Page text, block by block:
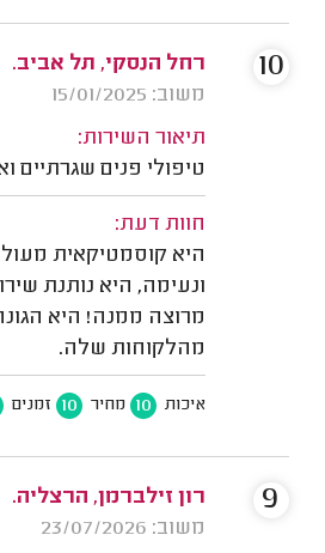
רחל הנסקי, תל אביב.
משוב: 15/01/2025
תיאור השירות:
טיפולי פנים שגרתיים
חוות דעת:
היא קוסמטיקאית
ונעימה, היא נותנת
מרוצה ממנה! היא
מהלקוחות שלה.
איכות 10 מחיר 10 זמנים
10
רון זילברמן, הרצליה.
משוב: 23/07/2026
9